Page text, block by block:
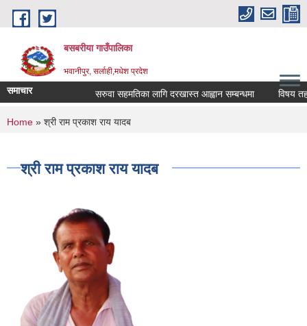
Skip to main content
बसबरीया गाउँपालिका
भवानीपुर, सर्लाही,मधेश प्रदेश
समाचार सरुवा सहमतिका लागि दरखास्त आह्वान सम्बन्धमा विषय
You are here
Home » श्री राम प्रकाश राय यादब
श्री राम प्रकाश राय यादब